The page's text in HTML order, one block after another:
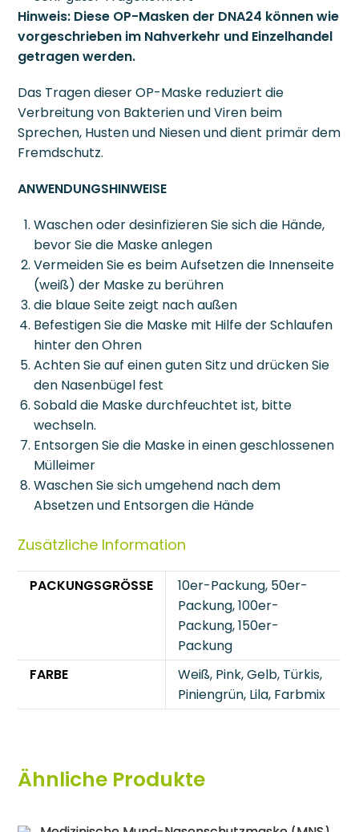
Hinweis: Diese OP-Masken der DNA24 können wie
vorgeschrieben im Nahverkehr und Einzelhandel
getragen werden.
Das Tragen dieser OP-Maske reduziert die
Verbreitung von Bakterien und Viren beim
Sprechen, Husten und Niesen und dient primär dem
Fremdschutz.
ANWENDUNGSHINWEISE
Waschen oder desinfizieren Sie sich die Hände,
bevor Sie die Maske anlegen
Vermeiden Sie es beim Aufsetzen die Innenseite
(weiß) der Maske zu berühren
die blaue Seite zeigt nach außen
Befestigen Sie die Maske mit Hilfe der Schlaufen
hinter den Ohren
Achten Sie auf einen guten Sitz und drücken Sie
den Nasenbügel fest
Sobald die Maske durchfeuchtet ist, bitte
wechseln.
Entsorgen Sie die Maske in einen geschlossenen
Mülleimer
Waschen Sie sich umgehend nach dem
Absetzen und Entsorgen die Hände
Zusätzliche Information
PACKUNGSGRÖSSE
10er-Packung, 50er-
Packung, 100er-
Packung, 150er-
Packung
FARBE
Weiß, Pink, Gelb, Türkis,
Piniengrün, Lila, Farbmix
Ähnliche Produkte